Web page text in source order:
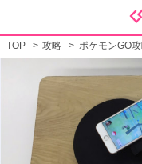
TOP 攻略 ポケモンGO